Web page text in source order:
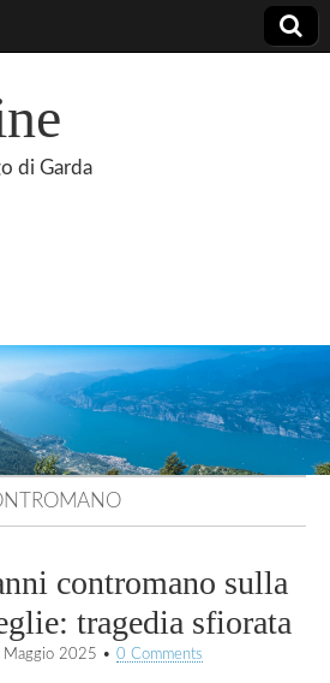
di Garda
contromano sulla
tragedia sfiorata
Maggio 2025 • 0 Comments